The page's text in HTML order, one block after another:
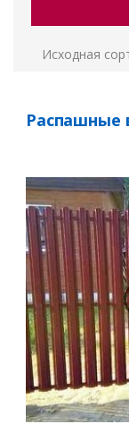
Распашные